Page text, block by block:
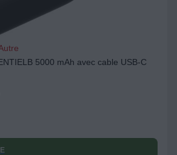
5000 mAh avec cable USB-C